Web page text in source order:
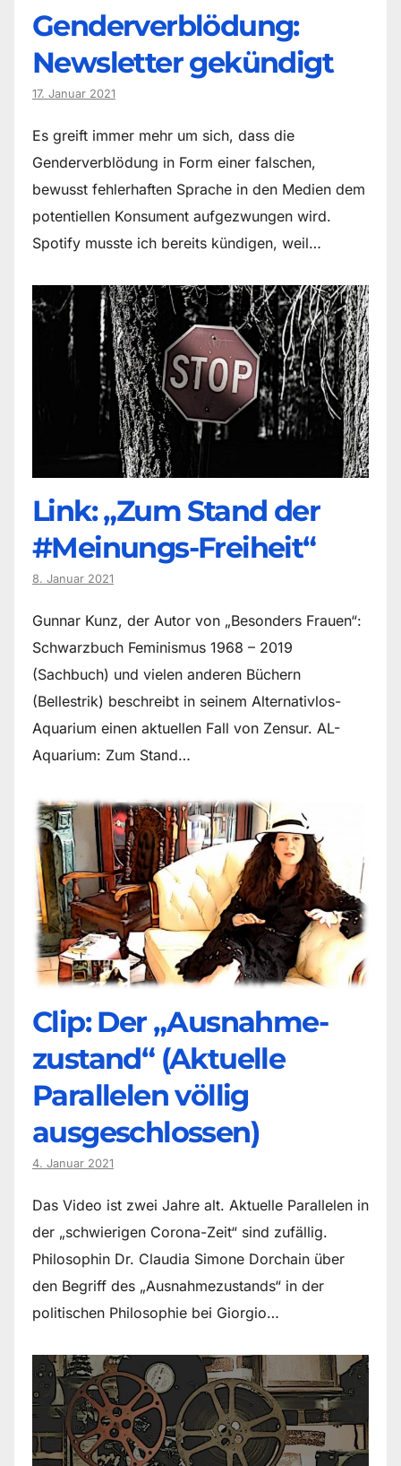
Genderverblödung:
Newsletter gekündigt
17. Januar 2021
Es greift immer mehr um sich, dass die
Genderverblödung in Form einer falschen,
bewusst fehlerhaften Sprache in den Medien dem
potentiellen Konsument aufgezwungen wird.
Spotify musste ich bereits kündigen, weil…
Link: „Zum Stand der
#Meinungs-Freiheit“
8. Januar 2021
Gunnar Kunz, der Autor von „Besonders Frauen“:
Schwarzbuch Feminismus 1968 – 2019
(Sachbuch) und vielen anderen Büchern
(Bellestrik) beschreibt in seinem Alternativlos-
Aquarium einen aktuellen Fall von Zensur. AL-
Aquarium: Zum Stand…
Clip: Der „Ausnahme-
zustand“ (Aktuelle
Parallelen völlig
ausgeschlossen)
4. Januar 2021
Das Video ist zwei Jahre alt. Aktuelle Parallelen in
der „schwierigen Corona-Zeit“ sind zufällig.
Philosophin Dr. Claudia Simone Dorchain über
den Begriff des „Ausnahmezustands“ in der
politischen Philosophie bei Giorgio…